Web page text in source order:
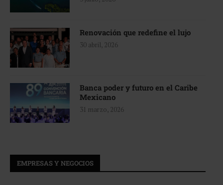
Renovación que redefine el lujo
30 abril, 2026
Banca poder y futuro en el Caribe
Mexicano
31 marzo, 2026
EMPRESAS Y NEGOCIOS